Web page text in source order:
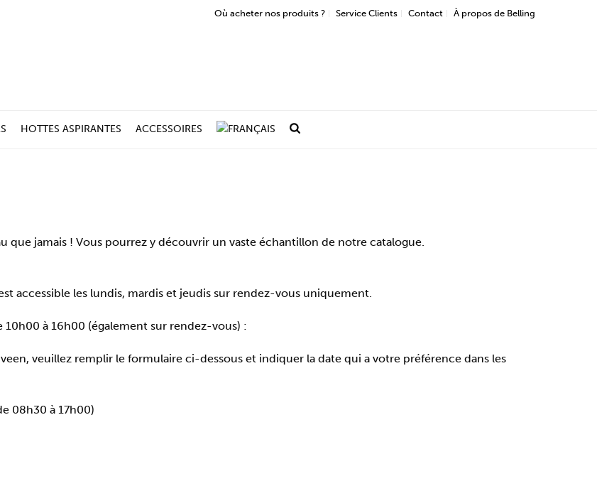
Où acheter nos produits ? Service Clients Contact À propos de Belling
HOTTES ASPIRANTES ACCESSOIRES
jamais ! Vous pourrez y découvrir un vaste échantillon de notre catalogue.
accessible les lundis, mardis et jeudis sur rendez-vous uniquement.
à 16h00 (également sur rendez-vous) :
veuillez remplir le formulaire ci-dessous et indiquer la date qui a votre préférence dans les
08h30 à 17h00)